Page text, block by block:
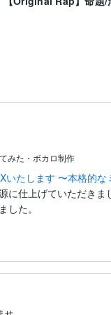
みた・ボカロ制作
いたします 〜本格的
に仕上げていただきま
した。